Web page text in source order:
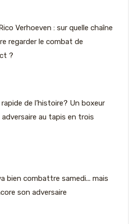
Verhoeven : sur quelle chaîne
regarder le combat de
?
rapide de l’histoire? Un boxeur
au tapis en trois
bien combattre samedi... mais
son adversaire